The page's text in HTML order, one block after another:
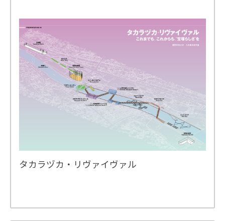
タカラヅカ・リヴァイヴァル